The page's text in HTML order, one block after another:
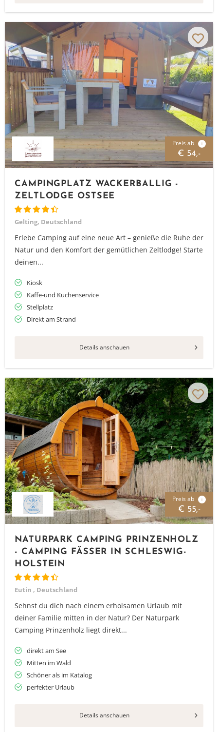
Preis ab i
€ 54,-
CAMPINGPLATZ WACKERBALLIG -
ZELTLODGE OSTSEE
Gelting, Deutschland
Erlebe Camping auf eine neue Art – genieße die Ruhe der
Natur und den Komfort der gemütlichen Zeltlodge! Starte
deinen...
Kiosk
Kaffe-und Kuchenservice
Stellplatz
Direkt am Strand
Details anschauen
Preis ab i
€ 55,-
NATURPARK CAMPING PRINZENHOLZ
- CAMPING FÄSSER IN SCHLESWIG-
HOLSTEIN
Eutin , Deutschland
Sehnst du dich nach einem erholsamen Urlaub mit
deiner Familie mitten in der Natur? Der Naturpark
Camping Prinzenholz liegt direkt...
direkt am See
Mitten im Wald
Schöner als im Katalog
perfekter Urlaub
Details anschauen